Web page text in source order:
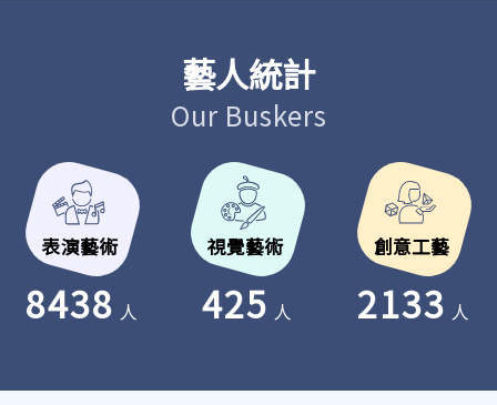
藝人統計
Our Buskers
表演藝術
8438 人
視覺藝術
425 人
創意工藝
2133 人